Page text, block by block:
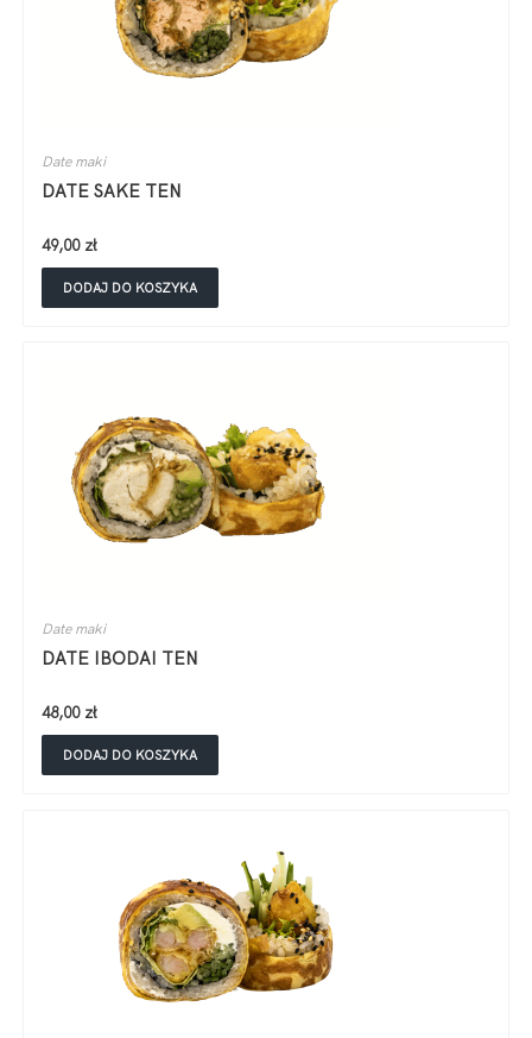
Date maki
DATE SAKE TEN
49,00 zł
DODAJ DO KOSZYKA
Date maki
DATE IBODAI TEN
48,00 zł
DODAJ DO KOSZYKA